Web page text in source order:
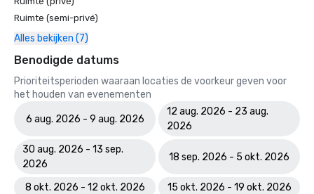
Ruimte (semi-privé)
Alles bekijken (7)
Benodigde datums
Prioriteitsperioden waaraan locaties de voorkeur geven voor
het houden van evenementen
6 aug. 2026 - 9 aug. 2026
12 aug. 2026 - 23 aug.
2026
30 aug. 2026 - 13 sep.
2026
18 sep. 2026 - 5 okt. 2026
8 okt. 2026 - 12 okt. 2026
15 okt. 2026 - 19 okt. 2026